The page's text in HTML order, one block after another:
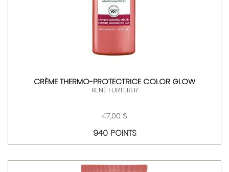
CRÈME THERMO-PROTECTRICE COLOR GLOW
RENÉ FURTERER
47,00 $
940 POINTS